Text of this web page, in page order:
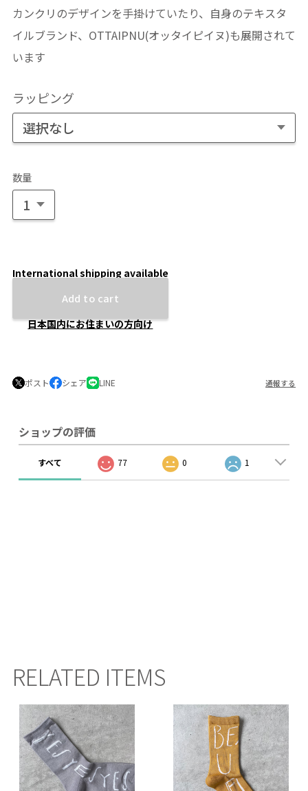
カンクリのデザインを手掛けていたり、自身のテキスタ
イルブランド、OTTAIPNU(オッタイピイヌ)も展開されて
います
ラッピング
数量
International shipping available
Add to cart
日本国内にお住まいの方向け
ポスト シェア LINE 通報する
ショップの評価
すべて 77 0 1
RELATED ITEMS